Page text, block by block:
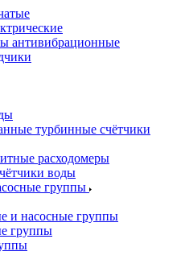
антивибрационные
турбинные счётчики
расходомеры
воды
группы
и насосные группы
группы